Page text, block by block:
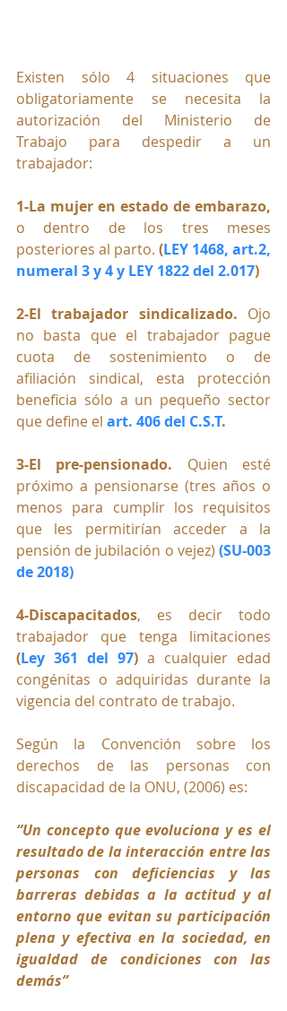
Existen sólo 4 situaciones que
obligatoriamente se necesita la
autorización del Ministerio de
Trabajo para despedir a un
trabajador:
1-La mujer en estado de embarazo,
o dentro de los tres meses
posteriores al parto. (LEY 1468, art.2,
numeral 3 y 4 y LEY 1822 del 2.017)
2-El trabajador sindicalizado. Ojo
no basta que el trabajador pague
cuota de sostenimiento o de
afiliación sindical, esta protección
beneficia sólo a un pequeño sector
que define el art. 406 del C.S.T.
3-El pre-pensionado. Quien esté
próximo a pensionarse (tres años o
menos para cumplir los requisitos
que les permitirían acceder a la
pensión de jubilación o vejez) (SU-003
de 2018)
4-Discapacitados, es decir todo
(Ley 361 del 97) a cualquier edad
congénitas o adquiridas durante la
vigencia del contrato de trabajo.
Según la Convención sobre los
derechos de las personas con
discapacidad de la ONU, (2006) es:
“Un concepto que evoluciona y es el
resultado de la interacción entre las
personas con deficiencias y las
barreras debidas a la actitud y al
entorno que evitan su participación
plena y efectiva en la sociedad, en
igualdad de condiciones con las
demás”